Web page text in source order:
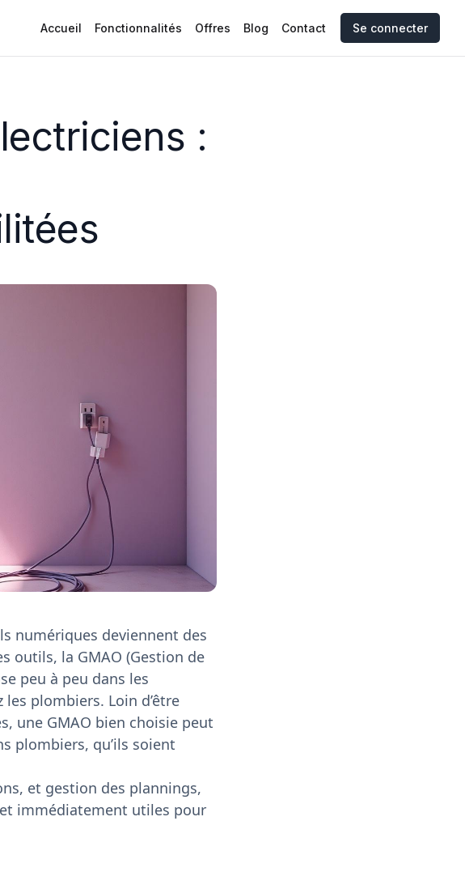
Accueil Fonctionnalités Offres Blog Contact Se connecter
:
numériques deviennent des
outils, la GMAO (Gestion de
peu à peu dans les
plombiers. Loin d’être
une GMAO bien choisie peut
plombiers, qu’ils soient
et gestion des plannings,
immédiatement utiles pour